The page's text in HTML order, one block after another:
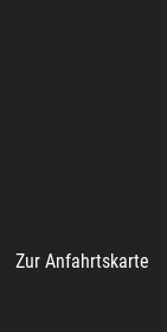
Zur Anfahrtskarte